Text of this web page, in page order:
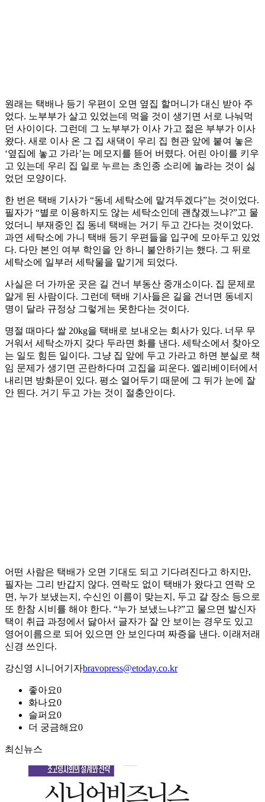
원래는 택배나 등기 우편이 오면 옆집 할머니가 대신 받아 주
었다. 노부부가 살고 있었는데 먹을 것이 생기면 서로 나눠먹
던 사이이다. 그런데 그 노부부가 이사 가고 젊은 부부가 이사
왔다. 새로 이사 온 그 집 새댁이 우리 집 현관 앞에 붙여 놓은
‘옆집에 놓고 가라’는 메모지를 뜯어 버렸다. 어린 아이를 키우
고 있는데 우리 집 일로 누르는 초인종 소리에 놀라는 것이 싫
었던 모양이다.
한 번은 택배 기사가 “동네 세탁소에 맡겨두겠다”는 것이었다.
필자가 “별로 이용하지도 않는 세탁소인데 괜찮겠느냐?”고 물
었더니 부재중인 집 동네 택배는 거기 두고 간다는 것이었다.
과연 세탁소에 가니 택배 등기 우편들을 입구에 모아두고 있었
다. 다만 본인 여부 학인을 안 하니 불안하기는 했다. 그 뒤로
세탁소에 일부러 세탁물을 맡기게 되었다.
사실은 더 가까운 곳은 길 건너 부동산 중개소이다. 집 문제로
알게 된 사람이다. 그런데 택배 기사들은 길을 건너면 동네지
명이 달라 규정상 그렇게는 못한다는 것이다.
명절 때마다 쌀 20kg을 택배로 보내오는 회사가 있다. 너무 무
거워서 세탁소까지 갖다 두라면 화를 낸다. 세탁소에서 찾아오
는 일도 힘든 일이다. 그냥 집 앞에 두고 가라고 하면 분실로 책
임 문제가 생기면 곤란하다며 고집을 피운다. 엘리베이터에서
내리면 방화문이 있다. 평소 열어두기 때문에 그 뒤가 눈에 잘
안 띈다. 거기 두고 가는 것이 절충안이다.
어떤 사람은 택배가 오면 기대도 되고 기다려진다고 하지만,
필자는 그리 반갑지 않다. 연락도 없이 택배가 왔다고 연락 오
면, 누가 보냈는지, 수신인 이름이 맞는지, 두고 갈 장소 등으로
또 한참 시비를 해야 한다. “누가 보냈느냐?”고 물으면 발신자
택이 취급 과정에서 닳아서 글자가 잘 안 보이는 경우도 있고
영어이름으로 되어 있으면 안 보인다며 짜증을 낸다. 이래저래
신경 쓰인다.
강신영 시니어기자bravopress@etoday.co.kr
좋아요0
화나요0
슬퍼요0
더 궁금해요0
최신뉴스